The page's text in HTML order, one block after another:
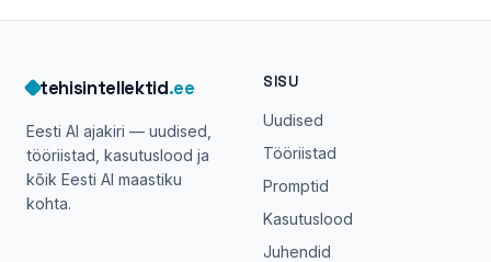
tehisintellektid.ee
Eesti AI ajakiri — uudised,
tööriistad, kasutuslood ja
kõik Eesti AI maastiku
kohta.
SISU
Uudised
Tööriistad
Promptid
Kasutuslood
Juhendid